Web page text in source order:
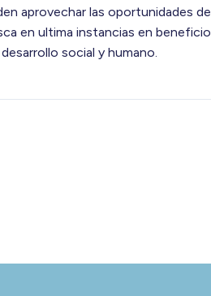
aprovechar las oportunidades de
en ultima instancias en beneficio
social y humano.